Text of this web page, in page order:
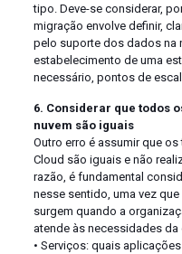
tipo. Deve-se considerar,
migração envolve definir,
pelo suporte dos dados na
estabelecimento de uma
necessário, pontos de
6. Considerar que todos
nuvem são iguais
Outro erro é assumir que
Cloud são iguais e não
razão, é fundamental
nesse sentido, uma vez
surgem quando a
atende às necessidades
• Serviços: quais